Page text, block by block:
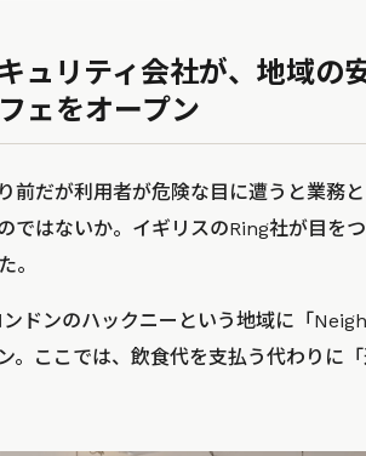
ュリティ会社が、地域の
ェをオープン
前だが利用者が危険な目に遭うと業務
ではないか。イギリスのRing社が目を
。
ドンのハックニーという地域に「
。ここでは、飲食代を支払う代わりに